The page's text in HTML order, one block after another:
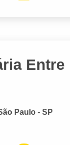
Paulo - SP